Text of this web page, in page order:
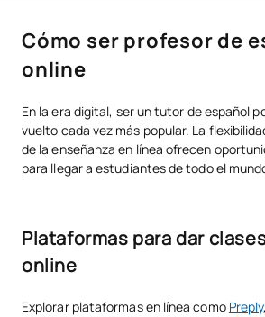
Cómo ser profesor de
online
En la era digital, ser un tutor de español
vuelto cada vez más popular. La
de la enseñanza en línea ofrecen
para llegar a estudiantes de todo el
Plataformas para dar
online
Explorar plataformas en línea como Preply,